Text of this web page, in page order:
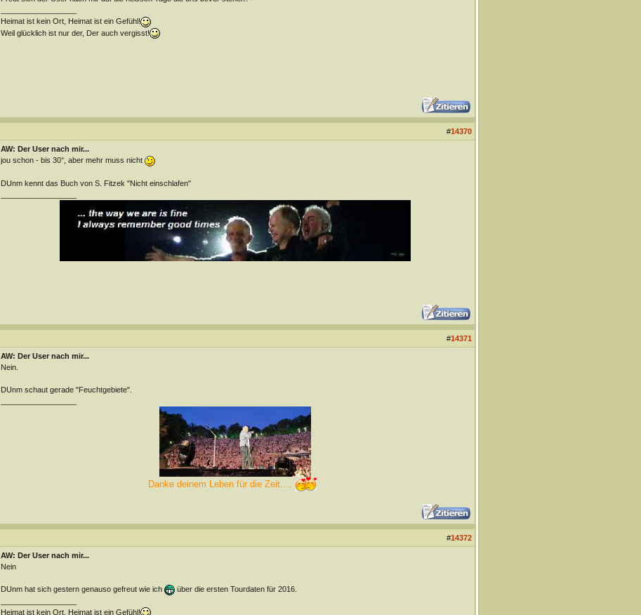
Heimat ist kein Ort, Heimat ist ein Gefühl!
Weil glücklich ist nur der, Der auch vergisst!
#14370
AW: Der User nach mir...
jou schon - bis 30°, aber mehr muss nicht
DUnm kennt das Buch von S. Fitzek "Nicht einschlafen"
#14371
AW: Der User nach mir...
Nein.
DUnm schaut gerade "Feuchtgebiete".
Danke deinem Leben für die Zeit....
#14372
AW: Der User nach mir...
Nein
DUnm hat sich gestern genauso gefreut wie ich
über die ersten Tourdaten für 2016.
Heimat ist kein Ort, Heimat ist ein Gefühl!